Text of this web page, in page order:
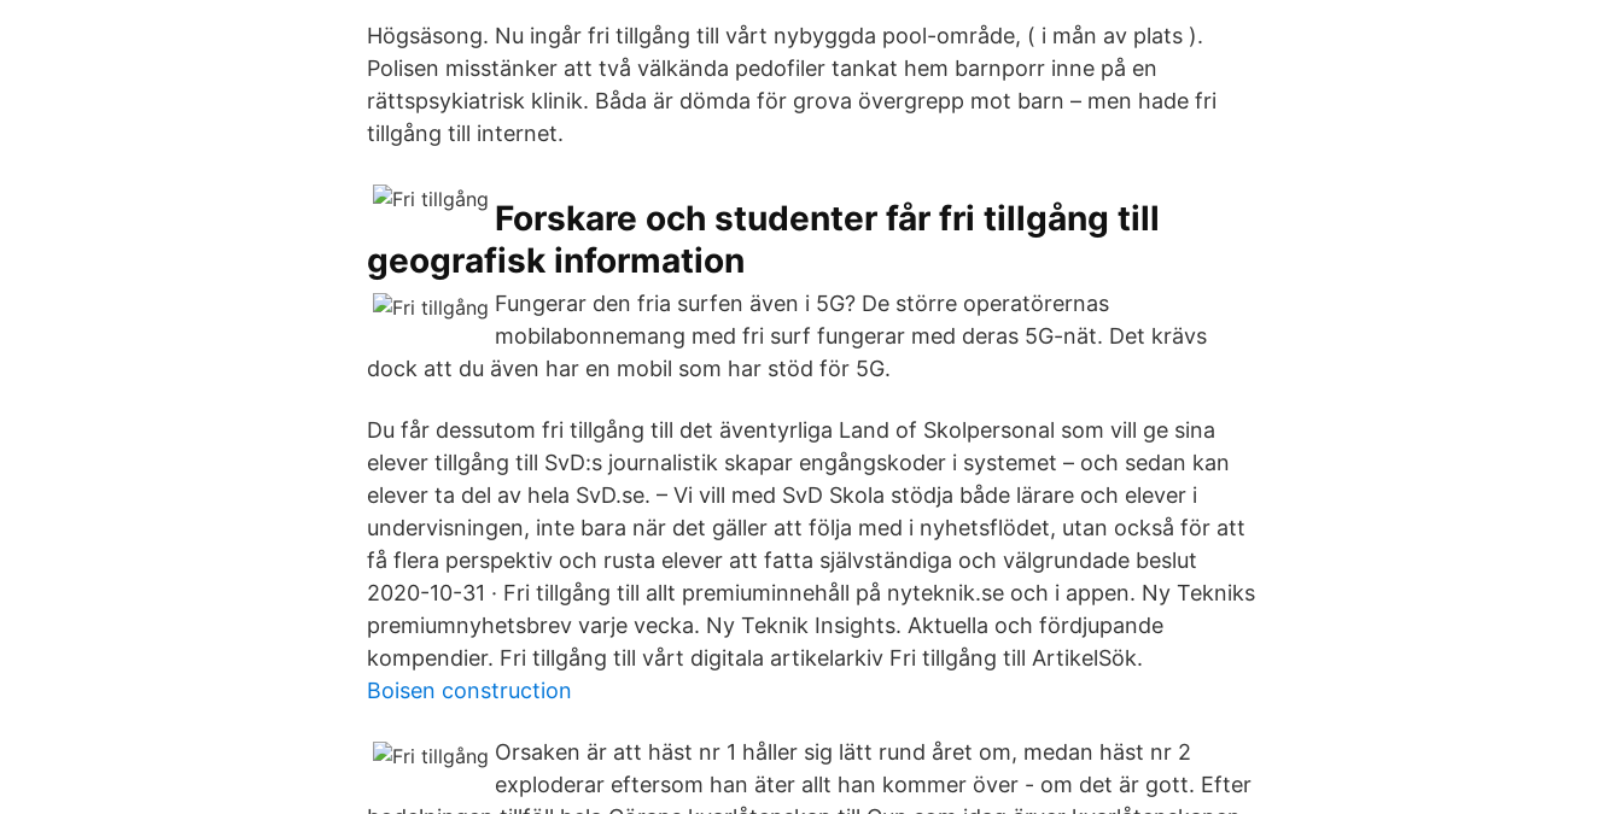
Högsäsong. Nu ingår fri tillgång till vårt nybyggda pool-område, ( i mån av plats ).
Polisen misstänker att två välkända pedofiler tankat hem barnporr inne på en
rättspsykiatrisk klinik. Båda är dömda för grova övergrepp mot barn – men hade fri
tillgång till internet.
Forskare och studenter får fri tillgång till
geografisk information
Fungerar den fria surfen även i 5G? De större operatörernas
mobilabonnemang med fri surf fungerar med deras 5G-nät. Det krävs
dock att du även har en mobil som har stöd för 5G.
Du får dessutom fri tillgång till det äventyrliga Land of Skolpersonal som vill ge sina
elever tillgång till SvD:s journalistik skapar engångskoder i systemet – och sedan kan
elever ta del av hela SvD.se. – Vi vill med SvD Skola stödja både lärare och elever i
undervisningen, inte bara när det gäller att följa med i nyhetsflödet, utan också för att
få flera perspektiv och rusta elever att fatta självständiga och välgrundade beslut
2020-10-31 · Fri tillgång till allt premiuminnehåll på nyteknik.se och i appen. Ny Tekniks
premiumnyhetsbrev varje vecka. Ny Teknik Insights. Aktuella och fördjupande
kompendier. Fri tillgång till vårt digitala artikelarkiv Fri tillgång till ArtikelSök.
Boisen construction
Orsaken är att häst nr 1 håller sig lätt rund året om, medan häst nr 2
exploderar eftersom han äter allt han kommer över - om det är gott. Efter